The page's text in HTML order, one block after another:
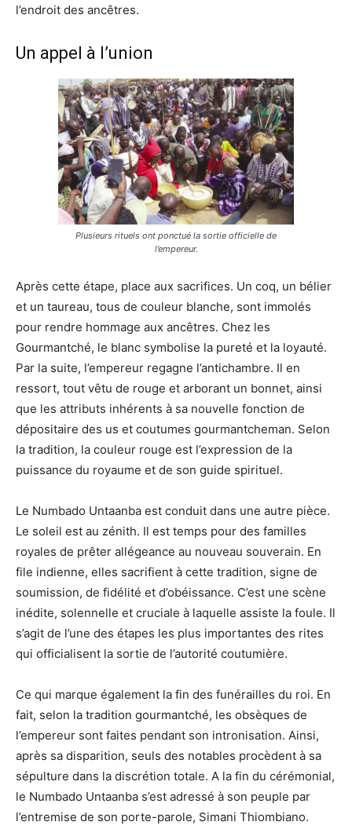
l’endroit des ancêtres.
Un appel à l’union
Plusieurs rituels ont ponctué la sortie officielle de
l’empereur.
Après cette étape, place aux sacrifices. Un coq, un bélier
et un taureau, tous de couleur blanche, sont immolés
pour rendre hommage aux ancêtres. Chez les
Gourmantché, le blanc symbolise la pureté et la loyauté.
Par la suite, l’empereur regagne l’antichambre. Il en
ressort, tout vêtu de rouge et arborant un bonnet, ainsi
que les attributs inhérents à sa nouvelle fonction de
dépositaire des us et coutumes gourmantcheman. Selon
la tradition, la couleur rouge est l’expression de la
puissance du royaume et de son guide spirituel.
Le Numbado Untaanba est conduit dans une autre pièce.
Le soleil est au zénith. Il est temps pour des familles
royales de prêter allégeance au nouveau souverain. En
file indienne, elles sacrifient à cette tradition, signe de
soumission, de fidélité et d’obéissance. C’est une scène
inédite, solennelle et cruciale à laquelle assiste la foule. Il
s’agit de l’une des étapes les plus importantes des rites
qui officialisent la sortie de l’autorité coutumière.
Ce qui marque également la fin des funérailles du roi. En
fait, selon la tradition gourmantché, les obsèques de
l’empereur sont faites pendant son intronisation. Ainsi,
après sa disparition, seuls des notables procèdent à sa
sépulture dans la discrétion totale. A la fin du cérémonial,
le Numbado Untaanba s’est adressé à son peuple par
l’entremise de son porte-parole, Simani Thiombiano.